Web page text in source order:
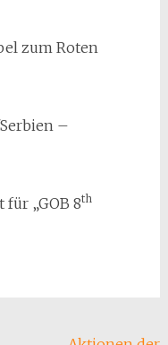
zum Roten
–
„GOB 8th